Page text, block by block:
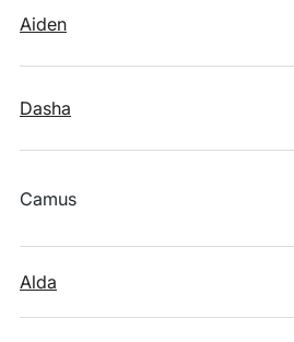
Aiden
Dasha
Camus
Alda